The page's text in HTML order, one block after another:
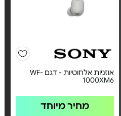
אוזניות אלחוטיות - דגם WF-
1000XM6
מחיר מיוחד